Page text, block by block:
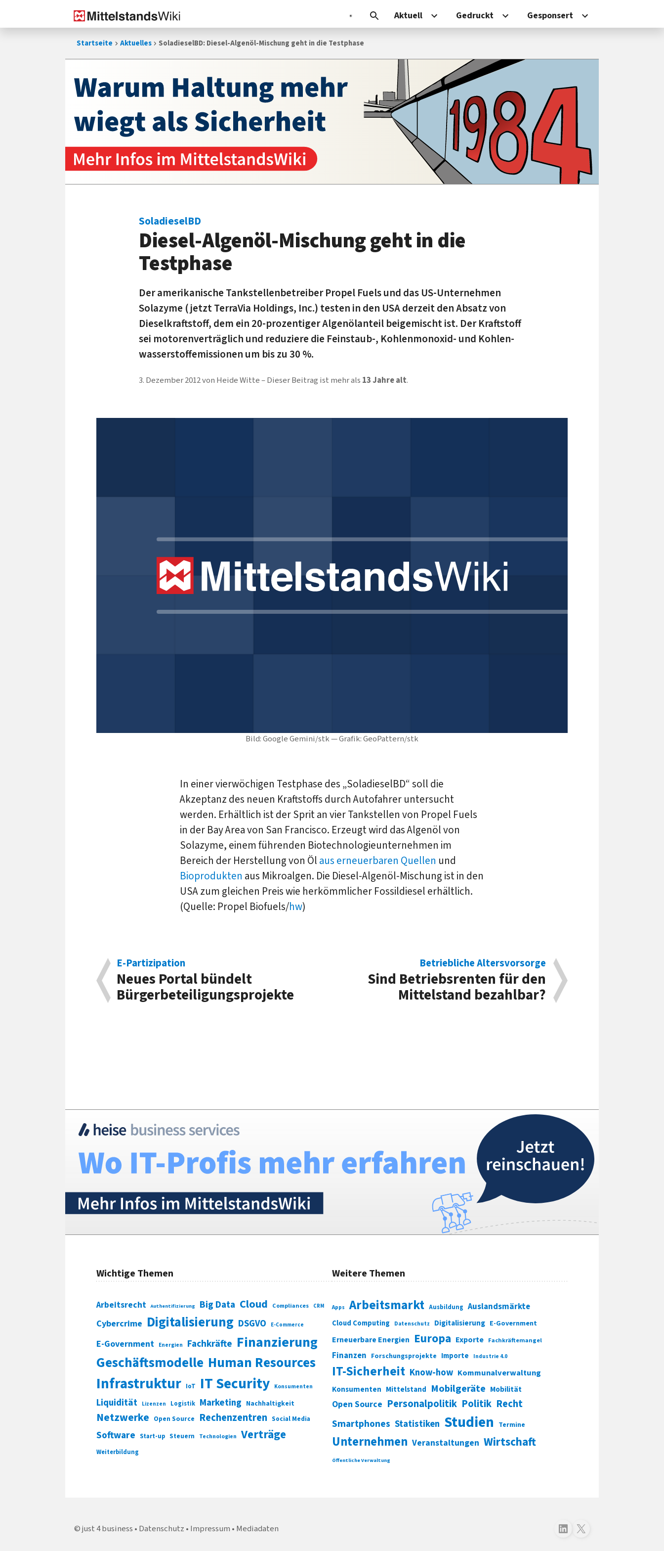
Aktuell Gedruckt Gesponsert
Startseite Aktuelles SoladieselBD: Diesel-Algenöl-Mischung geht in die Testphase
Bild: Google Gemini/stk — Grafik: GeoPattern/stk
SoladieselBD
Diesel-Algenöl-Mischung geht in die
Testphase
Der amerikanische Tankstellenbetreiber Propel Fuels und das US-Unternehmen
Solazyme (jetzt TerraVia Holdings, Inc.) testen in den USA derzeit den Absatz von
Diesel­kraftstoff, dem ein 20-prozentiger Algenöl­anteil beigemischt ist. Der Kraft­stoff
sei motoren­verträglich und reduziere die Fein­staub-, Kohlen­monoxid- und Kohlen­
wasserstoff­emissionen um bis zu 30 %.
3. Dezember 2012von Heide Witte Dieser Beitrag ist mehr als 13 Jahre alt.
In einer vierwöchigen Testphase des „SoladieselBD“ soll die
Akzeptanz des neuen Kraftstoffs durch Autofahrer untersucht
werden. Erhältlich ist der Sprit an vier Tankstellen von Propel Fuels
in der Bay Area von San Francisco. Erzeugt wird das Algenöl von
Solazyme, einem führenden Biotechnologieunternehmen im
Bereich der Herstellung von Öl aus erneuerbaren Quellen und
Bioprodukten aus Mikroalgen. Die Diesel-Algenöl-Mischung ist in den
USA zum gleichen Preis wie herkömmlicher Fossildiesel erhältlich.
(Quelle: Propel Biofuels/hw)
E-Partizipation
Neues Portal bündelt
Bürgerbeteiligungsprojekte
Betriebliche Altersvorsorge
Sind Betriebsrenten für den
Mittelstand bezahlbar?
Wichtige Themen
Arbeitsrecht Authentifizierung Big Data Cloud Compliances CRM
Cybercrime Digitalisierung DSGVO E-Commerce
E-Government Energien Fachkräfte Finanzierung
Geschäftsmodelle Human Resources
Infrastruktur IoT IT Security Konsumenten
Liquidität Lizenzen Logistik Marketing Nachhaltigkeit
Netzwerke Open Source Rechenzentren Social Media
Software Start-up Steuern Technologien Verträge
Weiterbildung
Weitere Themen
Apps Arbeitsmarkt Ausbildung Auslandsmärkte
Cloud Computing Datenschutz Digitalisierung E-Government
Erneuerbare Energien Europa Exporte Fachkräftemangel
Finanzen Forschungsprojekte Importe Industrie 4.0
IT-Sicherheit Know-how Kommunalverwaltung
Konsumenten Mittelstand Mobilgeräte Mobilität
Open Source Personalpolitik Politik Recht
Smartphones Statistiken Studien Termine
Unternehmen Veranstaltungen Wirtschaft
Öffentliche Verwaltung
Folgen Sie uns auf LinkedInFolgen Sie uns auf X (Twitter)
just 4 business Datenschutz Impressum Mediadaten